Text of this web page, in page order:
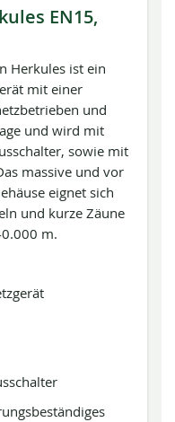
EN15,
Herkules ist ein
mit einer
und
und wird mit
sowie mit
massive und vor
eignet sich
und kurze Zäune
m.